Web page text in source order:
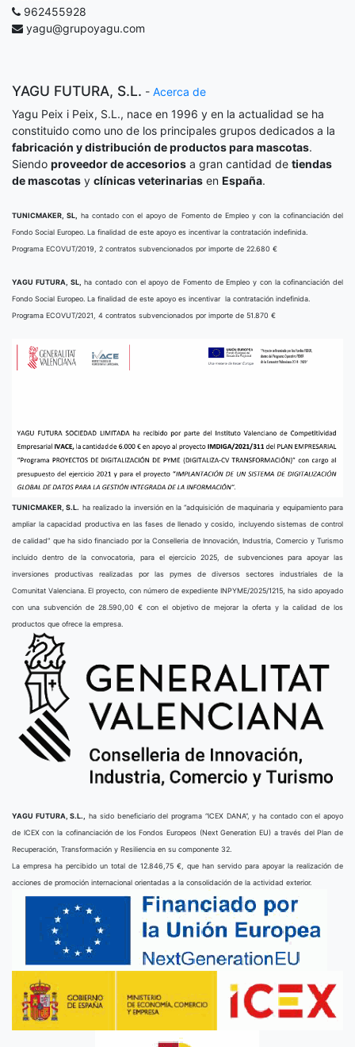
962455928
yagu@grupoyagu.com
YAGU FUTURA, S.L. - Acerca de
Yagu Peix i Peix, S.L., nace en 1996 y en la actualidad se ha
constituido como uno de los principales grupos dedicados a la
fabricación y distribución de productos para mascotas.
Siendo proveedor de accesorios a gran cantidad de tiendas
de mascotas y clínicas veterinarias en España.
TUNICMAKER, SL,
ha contado con el apoyo de Fomento de Empleo y con la cofinanciación del
Fondo Social Europeo. La finalidad de este apoyo es incentivar la contratación indefinida.
Programa ECOVUT/2019, 2 contratos subvencionados por importe de 22.680 €
YAGU FUTURA, SL,
ha contado con el apoyo de Fomento de Empleo y con la cofinanciación del
Fondo Social Europeo. La finalidad de este apoyo es incentivar la contratación indefinida.
Programa ECOVUT/2021, 4 contratos subvencionados por importe de 51.870 €
TUNICMAKER, S.L. ha realizado la inversión en la “adquisición de maquinaria y equipamiento para
ampliar la capacidad productiva en las fases de llenado y cosido, incluyendo sistemas de control
de calidad” que ha sido financiado por la Conselleria de Innovación, Industria, Comercio y Turismo
incluido dentro de la convocatoria, para el ejercicio 2025, de subvenciones para apoyar las
inversiones productivas realizadas por las pymes de diversos sectores industriales de la
Comunitat Valenciana. El proyecto, con número de expediente INPYME/2025/1215, ha sido apoyado
con una subvención de 28.590,00 € con el objetivo de mejorar la oferta y la calidad de los
productos que ofrece la empresa.
YAGU FUTURA, S.L.,
ha sido beneficiario del programa “ICEX DANA”, y ha contado con el apoyo
de ICEX con la cofinanciación de los Fondos Europeos (Next Generation EU) a través del Plan de
Recuperación, Transformación y Resiliencia en su componente 32.
La empresa ha percibido un total de 12.846,75 €, que han servido para apoyar la realización de
acciones de promoción internacional orientadas a la consolidación de la actividad exterior.